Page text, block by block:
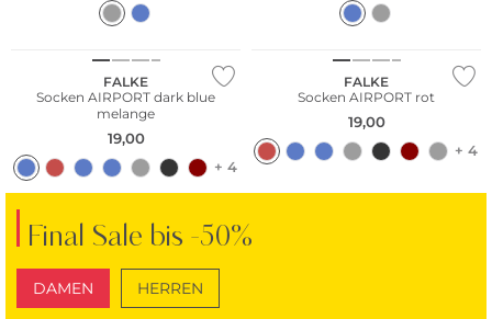
FALKE
Socken AIRPORT dark blue
melange
19,00
+ 4
FALKE
Socken AIRPORT rot
19,00
+ 4
Final Sale bis -50%
DAMEN HERREN